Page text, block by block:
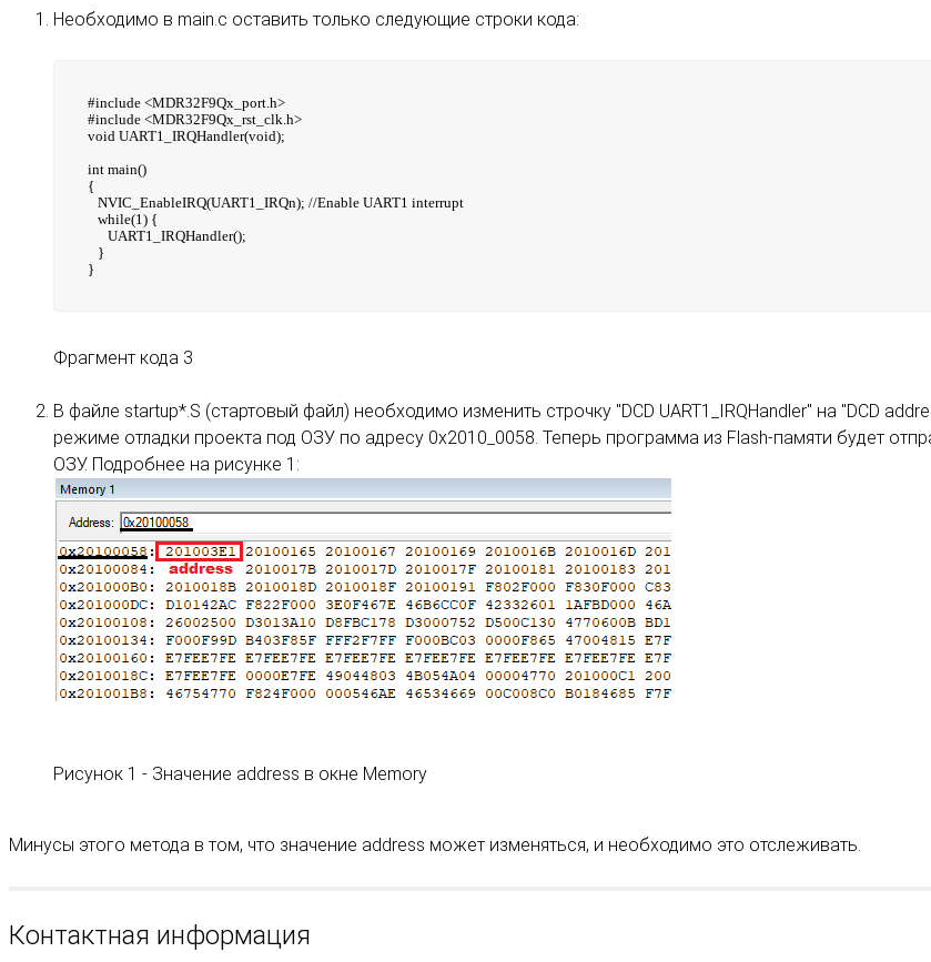
Необходимо в main.c оставить только следующие строки кода:
#include <MDR32F9Qx_port.h>
#include <MDR32F9Qx_rst_clk.h>
void UART1_IRQHandler(void);
int main()
{
NVIC_EnableIRQ(UART1_IRQn); //Enable UART1 interrupt
while(1) {
UART1_IRQHandler();
}
}
Фрагмент кода 3
В файле startup*.S (стартовый файл) необходимо изменить строчку "DCD UART1_IRQHandler" на "DCD
режиме отладки проекта под ОЗУ по адресу 0x2010_0058. Теперь программа из Flash-памяти будет
ОЗУ. Подробнее на рисунке 1:
Рисунок 1 - Значение address в окне Memory
Минусы этого метода в том, что значение address может изменяться, и необходимо это отслеживать.
Контактная информация